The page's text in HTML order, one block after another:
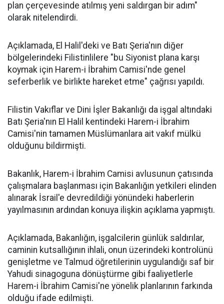
plan çerçevesinde atılmış yeni saldırgan bir adım"
olarak nitelendirdi.
Açıklamada, El Halil'deki ve Batı Şeria'nın diğer
bölgelerindeki Filistinlilere "bu Siyonist plana karşı
koymak için Harem-i İbrahim Camisi'nde genel
seferberlik ve birlikte hareket etme" çağrısı yapıldı.
Filistin Vakıflar ve Dini İşler Bakanlığı da işgal altındaki
Batı Şeria'nın El Halil kentindeki Harem-i İbrahim
Camisi'nin tamamen Müslümanlara ait vakıf mülkü
olduğunu bildirmişti.
Bakanlık, Harem-i İbrahim Camisi avlusunun çatısında
çalışmalara başlanması için Bakanlığın yetkileri elinden
alınarak İsrail'e devredildiği yönündeki haberlerin
yayılmasının ardından konuya ilişkin açıklama yapmıştı.
Açıklamada, Bakanlığın, işgalcilerin günlük saldırılar,
caminin kutsallığının ihlali, onun üzerindeki kontrolünü
genişletme ve Talmud öğretilerinin uygulandığı saf bir
Yahudi sinagoguna dönüştürme gibi faaliyetlerle
Harem-i İbrahim Camisi'ne yönelik planlarının farkında
olduğu ifade edilmişti.